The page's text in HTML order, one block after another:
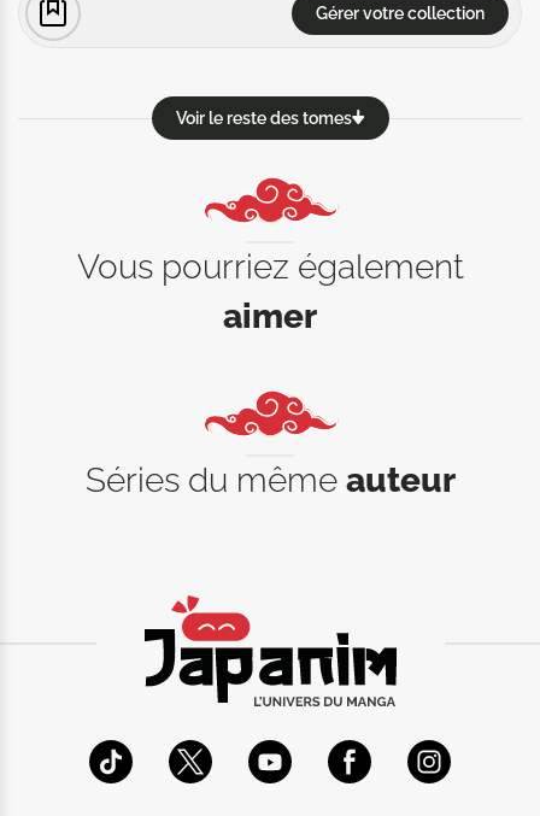
Gérer votre collection
Voir le reste des tomes
Vous pourriez également
aimer
Séries du même auteur